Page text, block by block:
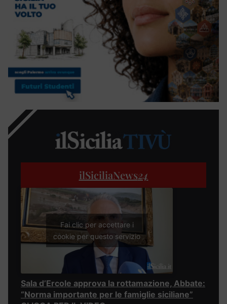
ilSiciliaNews24
Fai clic per accettare i
cookie per questo servizio
Sala d’Ercole approva la rottamazione, Abbate:
“Norma importante per le famiglie siciliane”